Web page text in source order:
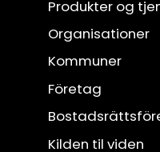
Produkter og
Organisationer
Kommuner
Företag
Kilden til viden